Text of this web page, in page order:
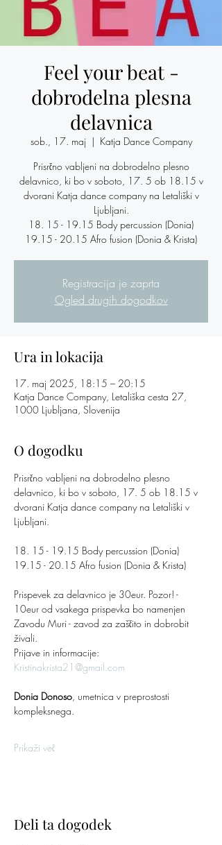
Feel your beat -
dobrodelna plesna
delavnica
sob., 17. maj
  |
Katja Dance Company
Prisrčno vabljeni na dobrodelno plesno
delavnico, ki bo v soboto, 17. 5 ob 18.15 v
dvorani Katja dance company na Letališki v
Ljubljani.
18. 15 - 19.15 Body percussion (Donia)
19.15 - 20.15 Afro fusion (Donia & Krista)
Registracija je zaprta
Ogled drugih dogodkov
Ura in lokacija
17. maj 2025, 18:15 – 20:15
Katja Dance Company, Letališka cesta 27,
1000 Ljubljana, Slovenija
O dogodku
Prisrčno vabljeni na dobrodelno plesno
delavnico, ki bo v soboto, 17. 5 ob 18.15 v
dvorani Katja dance company na Letališki v
Ljubljani.
18. 15 - 19.15 Body percussion (Donia)
19.15 - 20.15 Afro fusion (Donia & Krista)
Prispevek za delavnico je 30eur. Pozor! -
10eur od vsakega prispevka bo namenjen
Zavodu Muri - zavod za zaščito in dobrobit
živali.
Prijave in informacije:
Kristinakrista21@gmail.com
Donia Donoso, umetnica v preprostosti
kompleksnega.
Prikaži več
Deli ta dogodek